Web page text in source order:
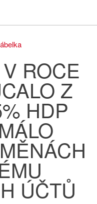
ROCE
Z
HDP
ÚČTŮ